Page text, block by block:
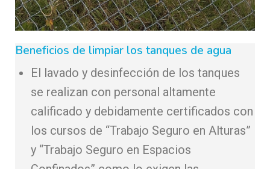
Beneficios de limpiar los tanques de agua
El lavado y desinfección de los tanques
se realizan con personal altamente
calificado y debidamente certificados con
los cursos de “Trabajo Seguro en Alturas”
y “Trabajo Seguro en Espacios